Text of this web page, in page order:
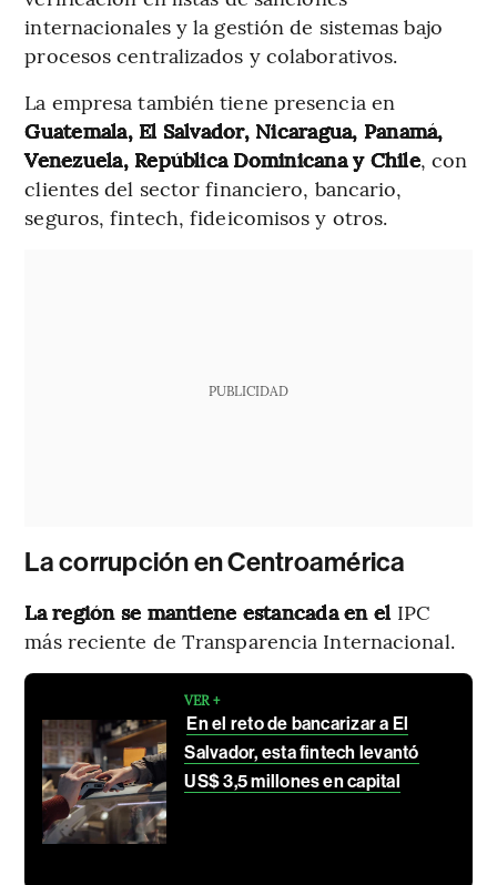
internacionales y la gestión de sistemas bajo
procesos centralizados y colaborativos.
La empresa también tiene presencia en
Guatemala, El Salvador, Nicaragua, Panamá,
Venezuela, República Dominicana y Chile, con
clientes del sector financiero, bancario,
seguros, fintech, fideicomisos y otros.
PUBLICIDAD
La corrupción en Centroamérica
La región se mantiene estancada en el IPC
más reciente de Transparencia Internacional.
VER +
En el reto de bancarizar a El
Salvador, esta fintech levantó
US$ 3,5 millones en capital